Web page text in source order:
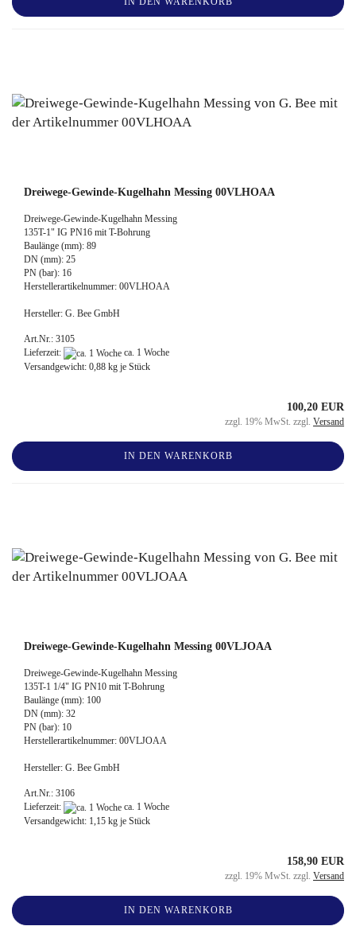
Dreiwege-Gewinde-Kugelhahn Messing 00VLHOAA
Dreiwege-Gewinde-Kugelhahn Messing
135T-1" IG PN16 mit T-Bohrung
Baulänge (mm): 89
DN (mm): 25
PN (bar): 16
Herstellerartikelnummer: 00VLHOAA
Hersteller: G. Bee GmbH
Art.Nr.: 3105
Lieferzeit:
ca. 1 Woche
Versandgewicht: 0,88 kg je Stück
100,20 EUR
zzgl. 19% MwSt. zzgl. Versand
IN DEN WARENKORB
Dreiwege-Gewinde-Kugelhahn Messing 00VLJOAA
Dreiwege-Gewinde-Kugelhahn Messing
135T-1 1/4" IG PN10 mit T-Bohrung
Baulänge (mm): 100
DN (mm): 32
PN (bar): 10
Herstellerartikelnummer: 00VLJOAA
Hersteller: G. Bee GmbH
Art.Nr.: 3106
Lieferzeit:
ca. 1 Woche
Versandgewicht: 1,15 kg je Stück
158,90 EUR
zzgl. 19% MwSt. zzgl. Versand
IN DEN WARENKORB